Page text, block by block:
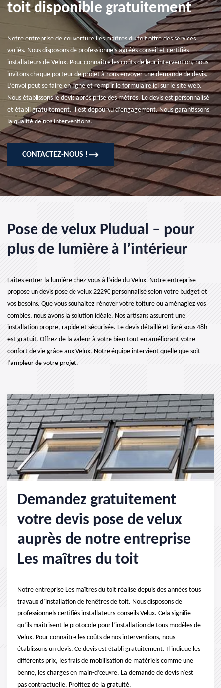
toit disponible gratuitement
Notre entreprise de couverture Les maîtres du toit offre des services
variés. Nous disposons de professionnels agréés conseil et certifiés
installateurs de Velux. Pour connaître les coûts de leur intervention, nous
invitons chaque porteur de projet à nous envoyer une demande de devis.
L’envoi peut se faire en ligne et remplir le formulaire ici sur le site web.
Nous établissons le devis après prise des métrés. Le devis est personnalisé
et établi gratuitement. Il est dépourvu d’engagement. Nous garantissons
la qualité de nos interventions.
CONTACTEZ-NOUS !
Pose de velux Pludual – pour
plus de lumière à l’intérieur
Faites entrer la lumière chez vous à l’aide du Velux. Notre entreprise
propose un devis pose de velux 22290 personnalisé selon votre budget et
vos besoins. Que vous souhaitez rénover votre toiture ou aménagiez vos
combles, nous avons la solution idéale. Nos artisans assurent une
installation propre, rapide et sécurisée. Le devis détaillé et livré sous 48h
est gratuit. Offrez de la valeur à votre bien tout en améliorant votre
confort de vie grâce aux Velux. Notre équipe intervient quelle que soit
l’ampleur de votre projet.
Demandez gratuitement
votre devis pose de velux
auprès de notre entreprise
Les maîtres du toit
Notre entreprise Les maîtres du toit réalise depuis des années tous
travaux d’installation de fenêtres de toit. Nous disposons de
professionnels certifiés installateurs-conseils Velux. Cela signifie
qu’ils maîtrisent le protocole pour l’installation de tous modèles de
Velux. Pour connaître les coûts de nos interventions, nous
établissons un devis. Ce devis est établi gratuitement. Il indique les
différents prix, les frais de mobilisation de matériels comme une
benne, les charges en main-d’œuvre. La demande de devis n’est
pas contractuelle. Profitez de la gratuité.